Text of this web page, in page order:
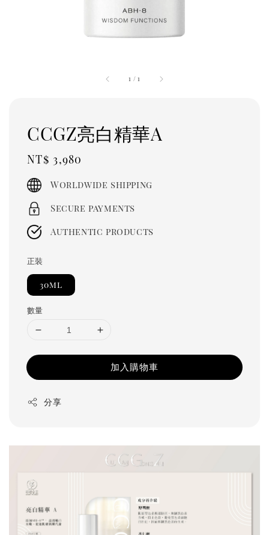
1 /1
CCGZ亮白精華A
Regular
price
NT$ 3,980
Worldwide shipping
Secure payments
Authentic products
正裝
30ml
數量
加入購物車
分享